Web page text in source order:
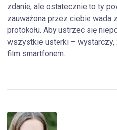
zdanie, ale ostatecznie to ty
zauważona przez ciebie wada
protokołu. Aby ustrzec się
wszystkie usterki – wystarczy,
film smartfonem.